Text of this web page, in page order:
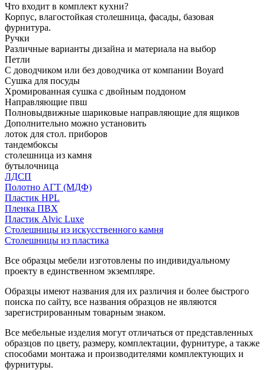
Что входит в комплект кухни?
Корпус, влагостойкая столешница, фасады, базовая
фурнитура.
Ручки
Различные варианты дизайна и материала на выбор
Петли
С доводчиком или без доводчика от компании Boyard
Сушка для посуды
Хромированная сушка с двойным поддоном
Направляющие пвш
Полновыдвижные шариковые направляющие для ящиков
Дополнительно можно установить
лоток для стол. приборов
тандембоксы
столешница из камня
бутылочница
ЛДСП
Полотно АГТ (МДФ)
Пластик HPL
Пленка ПВХ
Пластик Alvic Luxe
Столешницы из искусственного камня
Столешницы из пластика
Все образцы мебели изготовлены по индивидуальному
проекту в единственном экземпляре.
Образцы имеют названия для их различия и более быстрого
поиска по сайту, все названия образцов не являются
зарегистрированным товарным знаком.
Все мебельные изделия могут отличаться от представленных
образцов по цвету, размеру, комплектации, фурнитуре, а также
способами монтажа и производителями комплектующих и
фурнитуры.